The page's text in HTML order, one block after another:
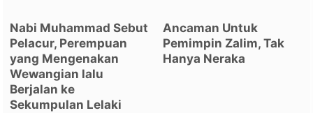
Nabi Muhammad Sebut
Pelacur, Perempuan
yang Mengenakan
Wewangian lalu
Berjalan ke
Sekumpulan Lelaki
Ancaman Untuk
Pemimpin Zalim, Tak
Hanya Neraka